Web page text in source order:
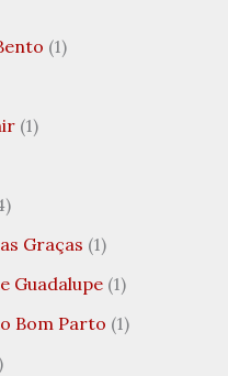
(1)
(1)
Graças (1)
Guadalupe(1)
Bom Parto (1)